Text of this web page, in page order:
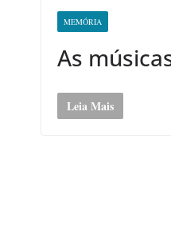
MEMÓRIA
As
Leia Mais